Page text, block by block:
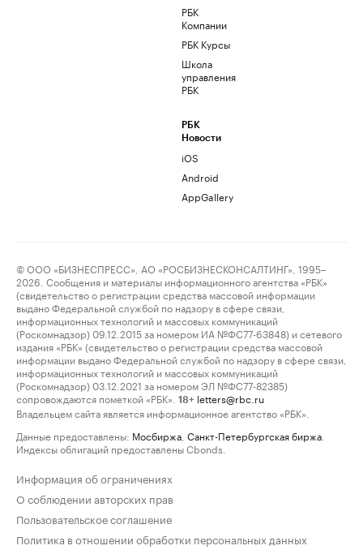
РБК
Компании
РБК Курсы
Школа
управления
РБК
РБК
Новости
iOS
Android
AppGallery
© ООО «БИЗНЕСПРЕСС», АО «РОСБИЗНЕСКОНСАЛТИНГ», 1995–
2026. Сообщения и материалы информационного агентства «РБК»
(свидетельство о регистрации средства массовой информации
выдано Федеральной службой по надзору в сфере связи,
информационных технологий и массовых коммуникаций
(Роскомнадзор) 09.12.2015 за номером ИА №ФС77-63848) и сетевого
издания «РБК» (свидетельство о регистрации средства массовой
информации выдано Федеральной службой по надзору в сфере связи,
информационных технологий и массовых коммуникаций
(Роскомнадзор) 03.12.2021 за номером ЭЛ №ФС77-82385)
сопровождаются пометкой «РБК».
18+ letters@rbc.ru
Владельцем сайта является информационное агентство «РБК».
Данные предоставлены: Мосбиржа Санкт-Петербургская биржа
Индексы облигаций предоставлены Cbonds.
Информация об ограничениях
О соблюдении авторских прав
Пользовательское соглашение
Политика в отношении обработки персональных данных